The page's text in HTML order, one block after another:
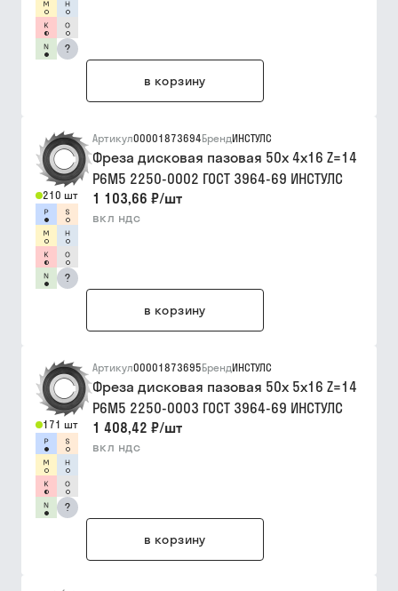
?
в корзину
210 шт
?
Артикул00001873694БрендИНСТУЛС
Фреза дисковая пазовая 50х 4х16 Z=14
Р6М5 2250-0002 ГОСТ 3964-69 ИНСТУЛС
1 103,66 ₽/шт
вкл ндс
в корзину
171 шт
?
Артикул00001873695БрендИНСТУЛС
Фреза дисковая пазовая 50х 5х16 Z=14
Р6М5 2250-0003 ГОСТ 3964-69 ИНСТУЛС
1 408,42 ₽/шт
вкл ндс
в корзину